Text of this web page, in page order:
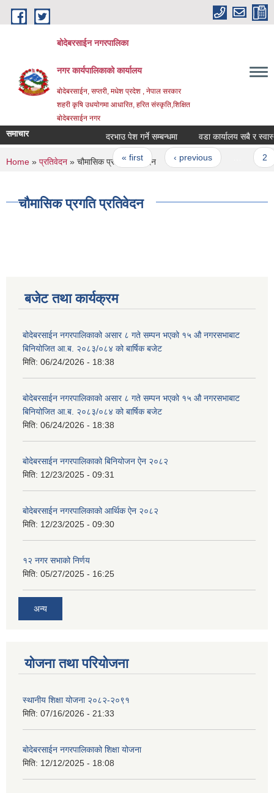
Skip to main content
बोदेबरसाईन नगरपालिका
नगर कार्यपालिकाको कार्यालय
बोदेबरसाईन, सप्तरी, मधेश प्रदेश , नेपाल सरकार
शहरी कृषि उधयोगमा आधारित, हरित संस्कृति,शिक्षित
बोदेबरसाईन नगर
समाचार दरभाउ पेश गर्ने सम्बन्धमा वडा कार्यालय सबै र
Pages
« first ‹ previous
You are here
Home » प्रतिवेदन » चौमासिक प्रगति प्रतिवेदन
चौमासिक प्रगति प्रतिवेदन
बजेट तथा कार्यक्रम
बोदेबरसाईन नगरपालिकाको असार ८ गते सम्पन भएको १५ ‍‍‍औ नगरसभाबाट
बिनियोजित आ.ब. २०८३/०८४ को बार्षिक बजेट
मिति: 06/24/2026 - 18:38
बोदेबरसाईन नगरपालिकाको असार ८ गते सम्पन भएको १५ ‍‍‍औ नगरसभाबाट
बिनियोजित आ.ब. २०८३/०८४ को बार्षिक बजेट
मिति: 06/24/2026 - 18:38
बोदेबरसाईन नगरपालिकाको बिनियोजन ऐन २०८२
मिति: 12/23/2025 - 09:31
बोदेबरसाईन नगरपालिकाको आर्थिक ऐन २०८२
मिति: 12/23/2025 - 09:30
१२ नगर सभाको निर्णय
मिति: 05/27/2025 - 16:25
अन्य
योजना तथा परियोजना
स्थानीय शिक्षा योजना २०८२-२०९१
मिति: 07/16/2026 - 21:33
बोदेबरसाईन नगरपालिकाको शिक्षा योजना
मिति: 12/12/2025 - 18:08